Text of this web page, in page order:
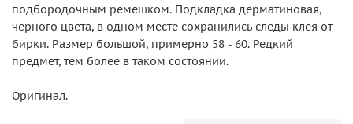
подбородочным ремешком. Подкладка дерматиновая,
черного цвета, в одном месте сохранились следы клея от
бирки. Размер большой, примерно 58 - 60. Редкий
предмет, тем более в таком состоянии.
Оригинал.